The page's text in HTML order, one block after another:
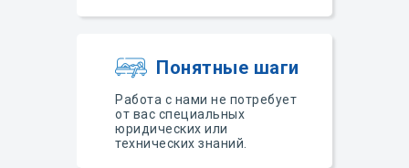
Работа с нами не потребует
от вас специальных
юридических или
технических знаний.
Понятные шаги